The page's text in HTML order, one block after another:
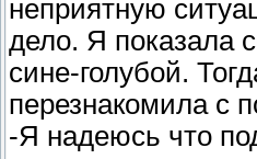
неприятную
дело. Я показала
сине-голубой.
перезнакомила с
-Я надеюсь что